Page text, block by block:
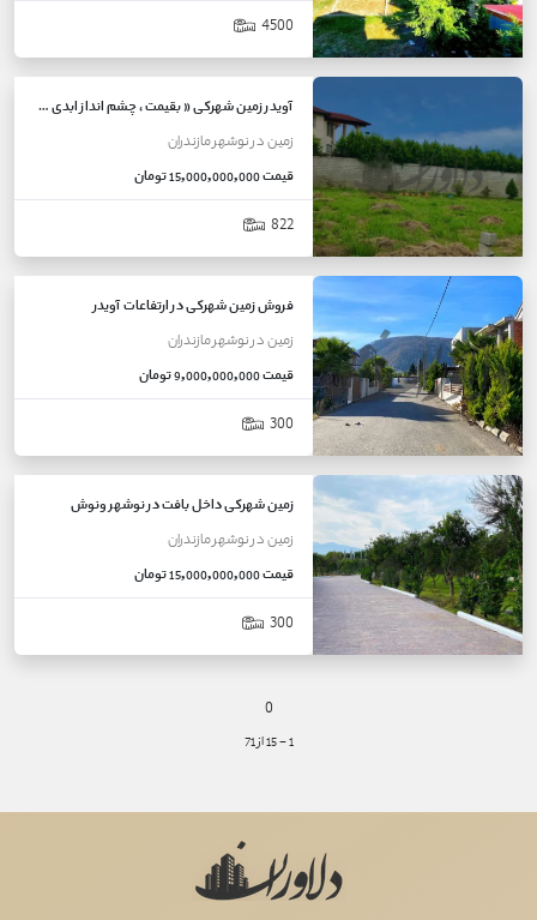
4500
آویدر زمین شهرکی « بقیمت ، چشم انداز ابدی دریا »
زمیندرنوشهرمازندران
قیمت15,000,000,000 تومان
822
فروش زمین شهرکی در ارتفاعات آویدر
زمیندرنوشهرمازندران
قیمت9,000,000,000 تومان
300
زمین شهرکی داخل بافت در نوشهر ونوش
زمیندرنوشهرمازندران
قیمت15,000,000,000 تومان
300
0
1
-
15از71